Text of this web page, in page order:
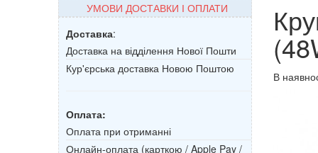
УМОВИ ДОСТАВКИ І ОПЛАТИ
Доставка:
Доставка на відділення Нової Пошти
Кур'єрська доставка Новою Поштою
Оплата:
Оплата при отриманні
Онлайн-оплата (карткою / Apple Pay /
В